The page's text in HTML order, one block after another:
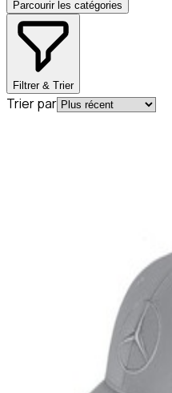
Parcourir les catégories
Filtrer & Trier
Trier par